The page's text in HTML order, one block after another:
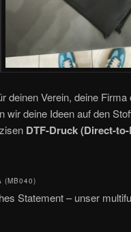
deinen Verein, deine Firma
wir deine Ideen auf den
DTF-Druck (Direct-
(MB040)
Statement – unser